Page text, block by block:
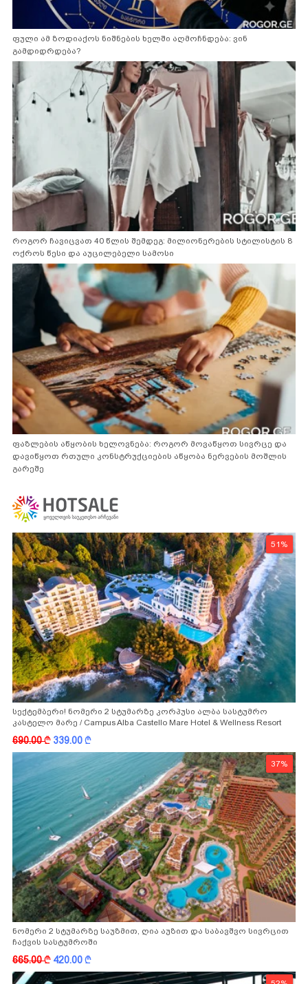
ფული ამ ზოდიაქოს ნიშნების ხელში აღმოჩნდება: ვინ
გამდიდრდება?
როგორ ჩავიცვათ 40 წლის შემდეგ: მილიონერების სტილისტის 8
ოქროს წესი და აუცილებელი სამოსი
ფაზლების აწყობის ხელოვნება: როგორ მოვაწყოთ სივრცე და
დავიწყოთ რთული კონსტრუქციების აწყობა ნერვების მოშლის
გარეშე
51%
სექტემბერი! ნომერი 2 სტუმარზე კორპუსი ალბა სასტუმრო
კასტელო მარე / Campus Alba Castello Mare Hotel & Wellness Resort
690.00k 339.00k
37%
ნომერი 2 სტუმარზე საუზმით, ღია აუზით და საბავშვო სივრცით
ჩაქვის სასტუმროში
665.00k 420.00k